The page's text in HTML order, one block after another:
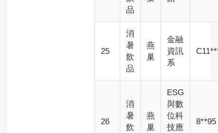
品
25
消
暑
飲
品
燕
巢
金融
資訊
系
26
消
暑
飲
燕
巢
ESG
與數
位科
技應
8**95